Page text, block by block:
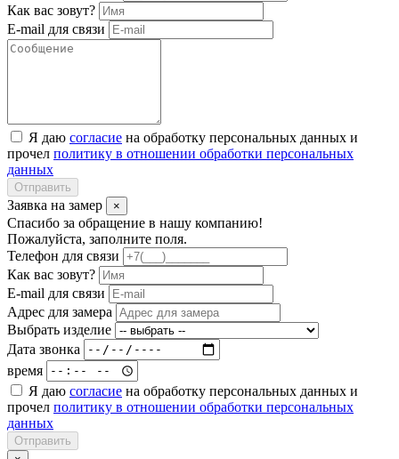
Как вас зовут?
E-mail для связи
Я даю согласие на обработку персональных данных и
прочел политику в отношении обработки персональных
данных
Отправить
Заявка на замер ×
Спасибо за обращение в нашу компанию!
Пожалуйста, заполните поля.
Телефон для связи
Как вас зовут?
E-mail для связи
Адрес для замера
Выбрать изделие
Дата звонка
время
Я даю согласие на обработку персональных данных и
прочел политику в отношении обработки персональных
данных
Отправить